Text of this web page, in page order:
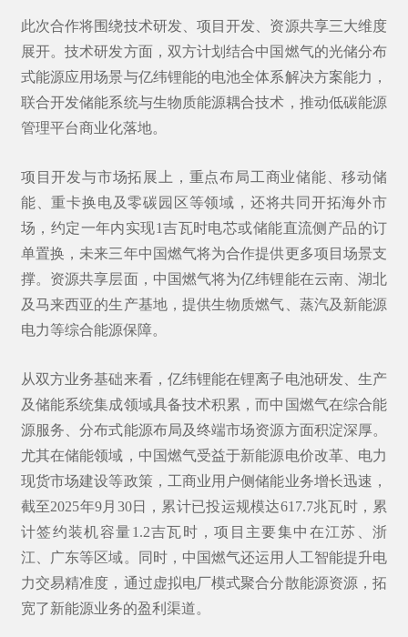
此次合作将围绕技术研发、项目开发、资源共享三大维度
展开。技术研发方面，双方计划结合中国燃气的光储分布
式能源应用场景与亿纬锂能的电池全体系解决方案能力，
联合开发储能系统与生物质能源耦合技术，推动低碳能源
管理平台商业化落地。
项目开发与市场拓展上，重点布局工商业储能、移动储
能 、重卡换电及零碳园区等领域，还将共同开拓海外市
场，约定一年内实现1吉瓦时电芯或储能直流侧产品的订
单置换，未来三年中国燃气将为合作提供更多项目场景支
撑。资源共享层面，中国燃气将为亿纬锂能在云南、湖北
及马来西亚的生产基地，提供生物质燃气、蒸汽及新能源
电力等综合能源保障。
从双方业务基础来看，亿纬锂能在锂离子电池研发、生产
及储能系统集成领域具备技术积累，而中国燃气在综合能
源服务、分布式能源布局及终端市场资源方面积淀深厚。
尤其在储能领域，中国燃气受益于新能源电价改革、电力
现货市场建设等政策，工商业用户侧储能业务增长迅速，
截至2025年9月30日，累计已投运规模达617.7兆瓦时，累
计签约装机容量1.2吉瓦时，项目主要集中在江苏、浙
江、广东等区域。同时，中国燃气还运用人工智能提升电
力交易精准度，通过虚拟电厂模式聚合分散能源资源，拓
宽了新能源业务的盈利渠道。